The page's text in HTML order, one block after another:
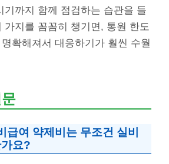
기까지 함께 점검하는 습관을 들
가지를 꼼꼼히 챙기면, 통원 한도
확해져서 대응하기가 훨씬 수월
급여 약제비는 무조건 실비
요?